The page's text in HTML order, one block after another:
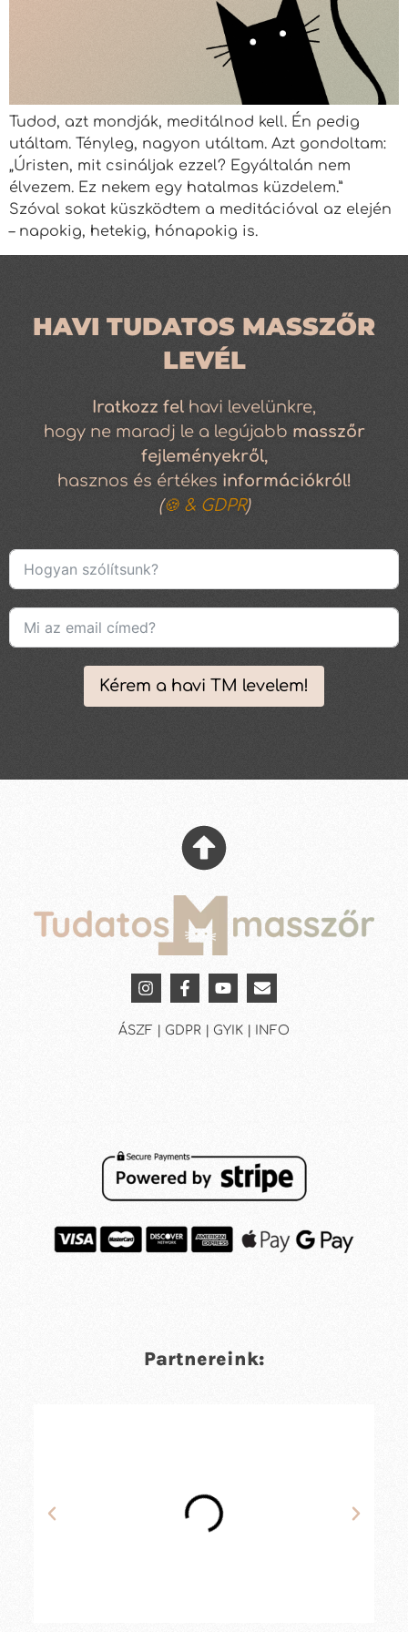
Tudod, azt mondják, meditálnod kell. Én pedig
utáltam. Tényleg, nagyon utáltam. Azt gondoltam:
„Úristen, mit csináljak ezzel? Egyáltalán nem
élvezem. Ez nekem egy hatalmas küzdelem.”
Szóval sokat küszködtem a meditációval az elején
– napokig, hetekig, hónapokig is.
HAVI TUDATOS MASSZŐR
LEVÉL
Iratkozz fel havi levelünkre,
hogy ne maradj le a legújabb masszőr
fejleményekről,
hasznos és értékes információkról!
(🍪 & GDPR)
Kérem a havi TM levelem!
ÁSZF | GDPR | GYIK | INFO
Partnereink: